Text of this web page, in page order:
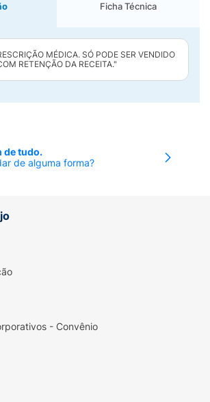
Ficha Técnica
MÉDICA. SÓ PODE SER VENDIDO
RETENÇÃO DA RECEITA."
de tudo.
de alguma forma?
- Convênio